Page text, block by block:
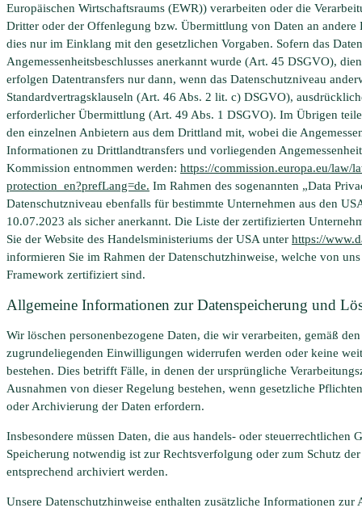
Europäischen Wirtschaftsraums (EWR)) verarbeiten oder die
Dritter oder der Offenlegung bzw. Übermittlung von Daten an
dies nur im Einklang mit den gesetzlichen Vorgaben. Sofern das
Angemessenheitsbeschlusses anerkannt wurde (Art. 45 DSGVO),
erfolgen Datentransfers nur dann, wenn das Datenschutzniveau
Standardvertragsklauseln (Art. 46 Abs. 2 lit. c) DSGVO),
erforderlicher Übermittlung (Art. 49 Abs. 1 DSGVO). Im Übrigen
den einzelnen Anbietern aus dem Drittland mit, wobei die
Informationen zu Drittlandtransfers und vorliegenden
Kommission entnommen werden: https://commission.europa.eu/law/
protection_en?prefLang=de. Im Rahmen des sogenannten „Data
Datenschutzniveau ebenfalls für bestimmte Unternehmen aus den
10.07.2023 als sicher anerkannt. Die Liste der zertifizierten
Sie der Website des Handelsministeriums der USA unter https://
informieren Sie im Rahmen der Datenschutzhinweise, welche von
Framework zertifiziert sind.
Allgemeine Informationen zur Datenspeicherung und
Wir löschen personenbezogene Daten, die wir verarbeiten, gemäß
zugrundeliegenden Einwilligungen widerrufen werden oder keine
bestehen. Dies betrifft Fälle, in denen der ursprüngliche
Ausnahmen von dieser Regelung bestehen, wenn gesetzliche
oder Archivierung der Daten erfordern.
Insbesondere müssen Daten, die aus handels- oder steuerrechtlichen
Speicherung notwendig ist zur Rechtsverfolgung oder zum Schutz
entsprechend archiviert werden.
Unsere Datenschutzhinweise enthalten zusätzliche Informationen